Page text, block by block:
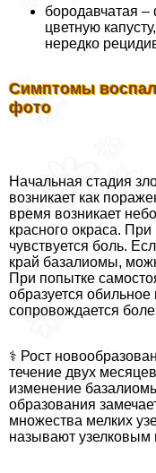
бородавчатая
цветную
нередко
Симптомы
фото
Начальная стадия
возникает как
время возникает
красного окраса.
чувствуется боль.
край базалиомы,
При попытке
образуется обильное
сопровождается
‍⚕️ Рост
течение двух
изменение
образования
множества мелких
называют узелковым